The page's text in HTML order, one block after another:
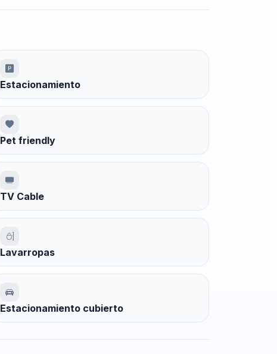
Estacionamiento
Pet friendly
TV Cable
Lavarropas
Estacionamiento cubierto